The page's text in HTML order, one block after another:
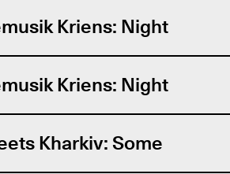
Kriens: Night
Kriens: Night
Kharkiv: Some